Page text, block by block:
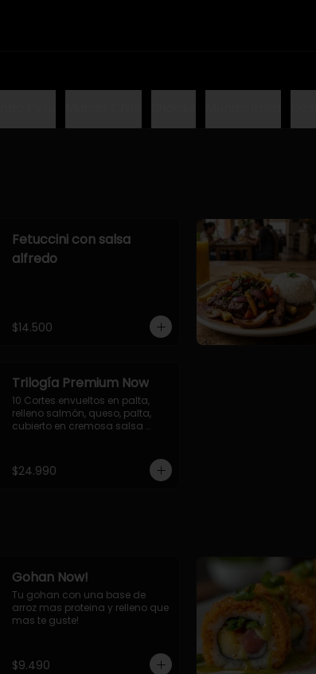
Fetuccini con salsa
alfredo
$14.500
Trilogía Premium Now
10 Cortes envueltos en palta,
relleno salmón, queso, palta,
cubierto en cremosa salsa
crema, relleno de pollo
apanado y palta, cubierto con
salmón.
$24.990
Gohan Now!
Tu gohan con una base de
arroz mas proteina y relleno que
mas te guste!
$9.490